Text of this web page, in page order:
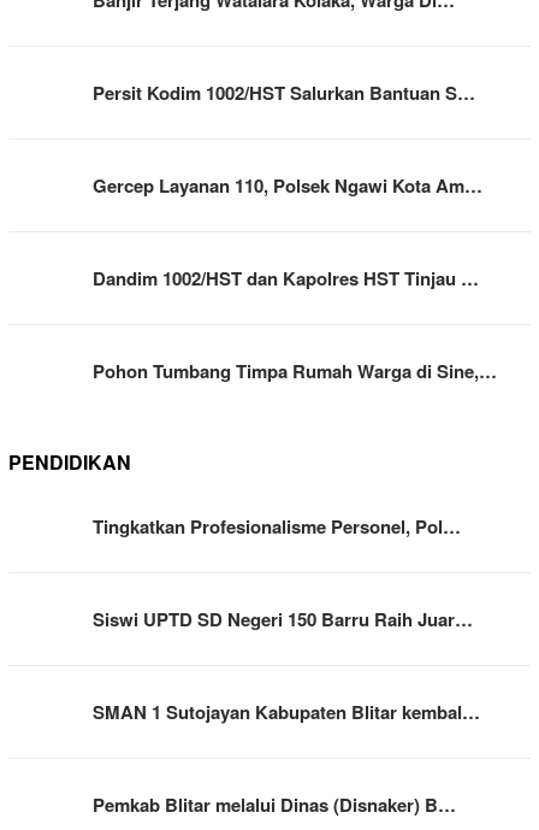
Persit Kodim 1002/HST Salurkan Bantuan S…
Gercep Layanan 110, Polsek Ngawi Kota Am…
Dandim 1002/HST dan Kapolres HST Tinjau …
Pohon Tumbang Timpa Rumah Warga di Sine,…
PENDIDIKAN
Tingkatkan Profesionalisme Personel, Pol…
Siswi UPTD SD Negeri 150 Barru Raih Juar…
SMAN 1 Sutojayan Kabupaten Blitar kembal…
Pemkab Blitar melalui Dinas (Disnaker) B…